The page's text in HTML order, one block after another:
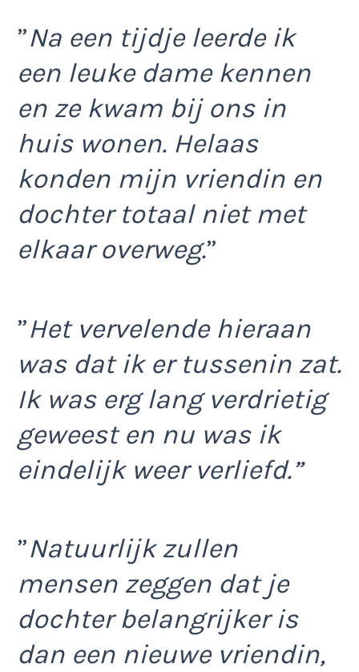
”Na een tijdje leerde ik
een leuke dame kennen
en ze kwam bij ons in
huis wonen. Helaas
konden mijn vriendin en
dochter totaal niet met
elkaar overweg.”
”Het vervelende hieraan
was dat ik er tussenin zat.
Ik was erg lang verdrietig
geweest en nu was ik
eindelijk weer verliefd.”
”Natuurlijk zullen
mensen zeggen dat je
dochter belangrijker is
dan een nieuwe vriendin,